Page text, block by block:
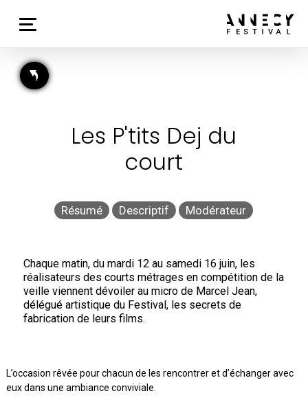
Les P'tits Dej du
court
Résumé Descriptif Modérateur
Chaque matin, du mardi 12 au samedi 16 juin, les
réalisateurs des courts métrages en compétition de la
veille viennent dévoiler au micro de Marcel Jean,
délégué artistique du Festival, les secrets de
fabrication de leurs films.
L’occasion rêvée pour chacun de les rencontrer et d’échanger avec
eux dans une ambiance conviviale.